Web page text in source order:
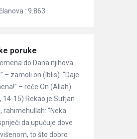
: 9.863
poruke
do Dana njihova
– zamoli on (Iblis). “Daje
– reče On (Allah).
14-15) Rekao je Sufjan
rahimehullah: “Neka
da upućuje dove
to što dobro